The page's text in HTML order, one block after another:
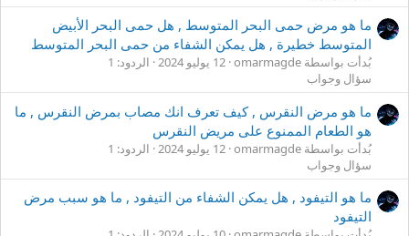
ما هو مرض حمى البحر المتوسط , هل حمى البحر الأبيض
المتوسط خطيرة , هل يمكن الشفاء من حمى البحر المتوسط
بُدأت بواسطة omarmagde 12 يوليو 2024
الردود: 1
سؤال وجواب
ما هو مرض النقرس , كيف تعرف انك مصاب بمرض النقرس , ما
هو الطعام الممنوع على مريض النقرس
بُدأت بواسطة omarmagde 12 يوليو 2024
الردود: 1
سؤال وجواب
ما هو التيفود , هل يمكن الشفاء من التيفود , ما هو سبب مرض
التيفود